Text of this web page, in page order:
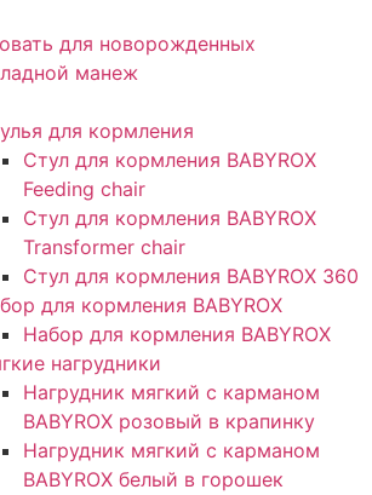
для новорожденных
манеж
для кормления
Стул для кормления BABYROX
Feeding chair
Стул для кормления BABYROX
Transformer chair
Стул для кормления BABYROX 360
для кормления BABYROX
Набор для кормления BABYROX
нагрудники
Нагрудник мягкий с карманом
BABYROX розовый в крапинку
Нагрудник мягкий с карманом
BABYROX белый в горошек